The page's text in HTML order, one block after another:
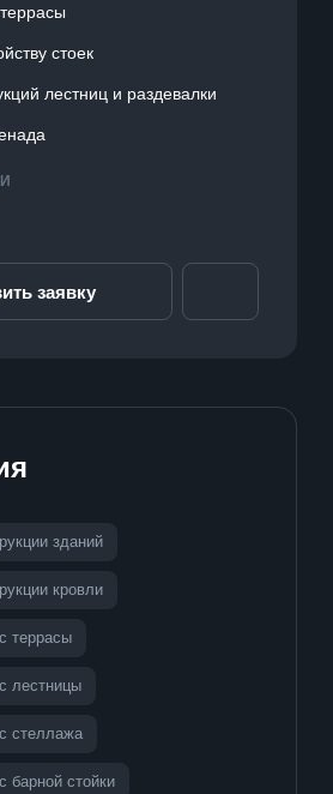
стоек
лестниц и раздевалки
заявку
зданий
кровли
террасы
лестницы
стеллажа
барной стойки